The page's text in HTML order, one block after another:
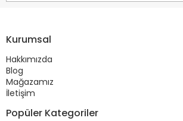
Kurumsal
Hakkımızda
Blog
Mağazamız
İletişim
Popüler Kategoriler